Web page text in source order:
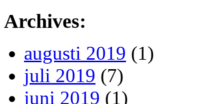
Archives:
augusti 2019 (1)
juli 2019 (7)
juni 2019 (1)